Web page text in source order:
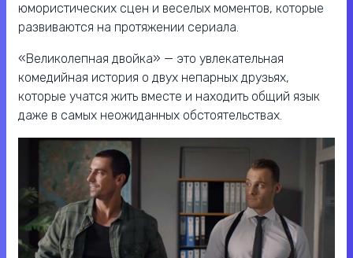
юмористических сцен и веселых моментов, которые
развиваются на протяжении сериала.
«Великолепная двойка» — это увлекательная
комедийная история о двух непарных друзьях,
которые учатся жить вместе и находить общий язык
даже в самых неожиданных обстоятельствах.